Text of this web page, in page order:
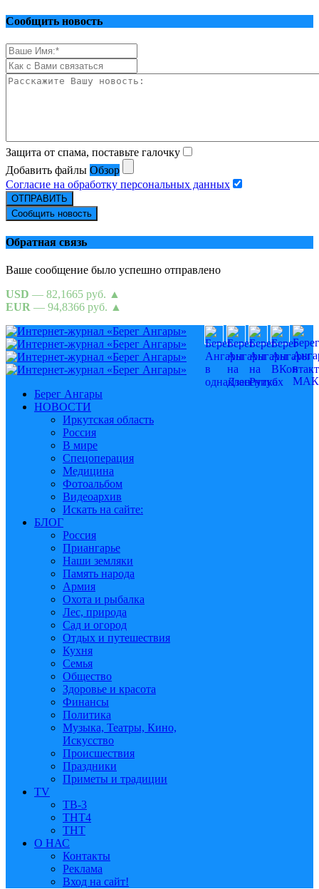
Сообщить новость
Защита от спама, поставьте галочку
Добавить файлы Обзор
Согласие на обработку персональных данных
ОТПРАВИТЬ
Сообщить новость
Обратная связь
Ваше сообщение было успешно отправлено
USD — 82,1665 руб. ▲
EUR — 94,8366 руб. ▲
Берег Ангары
НОВОСТИ
Иркутская область
Россия
В мире
Спецоперация
Медицина
Фотоальбом
Видеоархив
Искать на сайте:
БЛОГ
Россия
Приангарье
Наши земляки
Память народа
Армия
Охота и рыбалка
Лес, природа
Сад и огород
Отдых и путешествия
Кухня
Семья
Общество
Здоровье и красота
Финансы
Политика
Музыка, Театры, Кино,
Искусство
Происшествия
Праздники
Приметы и традиции
TV
ТВ-3
ТНТ4
ТНТ
О НАС
Контакты
Реклама
Вход на сайт!